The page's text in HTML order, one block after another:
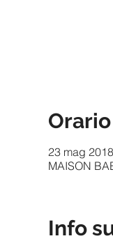
23 mag
MAISON
Info